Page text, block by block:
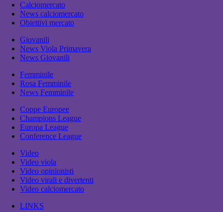
Calciomercato
News calciomercato
Obiettivi mercato
Giovanili
News Viola Primavera
News Giovanili
Femminile
Rosa Femminile
News Femminile
Coppe Europee
Champions League
Europa League
Conference League
Video
Video viola
Video opinionisti
Video virali e divertenti
Video calciomercato
LINKS